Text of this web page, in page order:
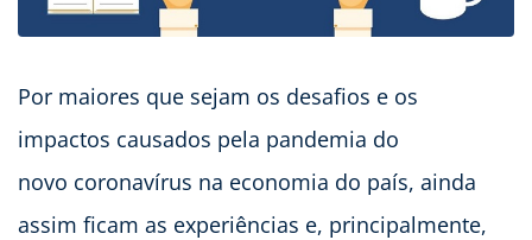
Por maiores que sejam os desafios e os
impactos causados pela pandemia do
novo coronavírus na economia do país, ainda
assim ficam as experiências e, principalmente,